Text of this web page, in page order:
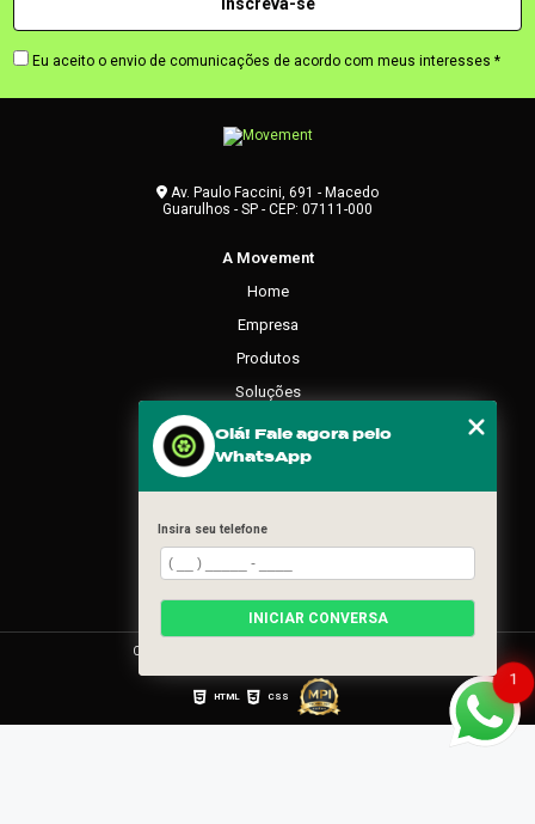
Eu aceito o envio de comunicações de acordo com meus interesses *
Av. Paulo Faccini, 691 - Macedo
Guarulhos - SP - CEP: 07111-000
A Movement
Home
Empresa
Produtos
Soluções
Contato
Categorias
Mapa do site
REDES SOCIAIS
Copyright © Movement. (Lei 9610 de 19/02/1998)
HTML CSS
1
Olá! Fale agora pelo
WhatsApp
Insira seu telefone
INICIAR CONVERSA